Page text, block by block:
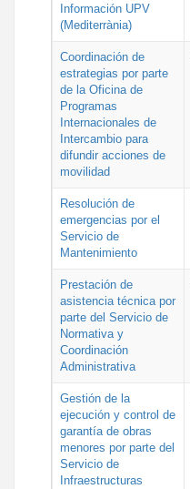
Información UPV
(Mediterrània)
Coordinación de
estrategias por parte
de la Oficina de
Programas
Internacionales de
Intercambio para
difundir acciones de
movilidad
Resolución de
emergencias por el
Servicio de
Mantenimiento
Prestación de
asistencia técnica por
parte del Servicio de
Normativa y
Coordinación
Administrativa
Gestión de la
ejecución y control de
garantía de obras
menores por parte del
Servicio de
Infraestructuras